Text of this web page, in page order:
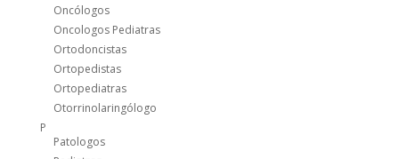
Oncólogos
Oncologos Pediatras
Ortodoncistas
Ortopedistas
Ortopediatras
Otorrinolaringólogo
P
Patologos